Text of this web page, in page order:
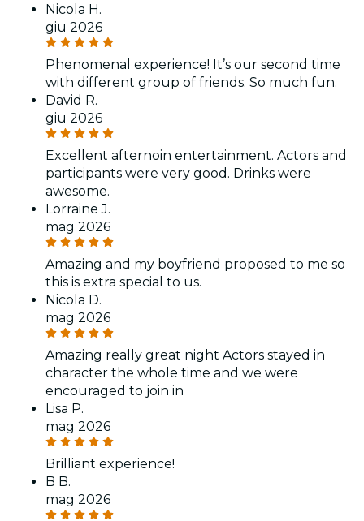
Nicola H.
giu 2026
Phenomenal experience! It’s our second time
with different group of friends. So much fun.
David R.
giu 2026
Excellent afternoin entertainment. Actors and
participants were very good. Drinks were
awesome.
Lorraine J.
mag 2026
Amazing and my boyfriend proposed to me so
this is extra special to us.
Nicola D.
mag 2026
Amazing really great night Actors stayed in
character the whole time and we were
encouraged to join in
Lisa P.
mag 2026
Brilliant experience!
B B.
mag 2026